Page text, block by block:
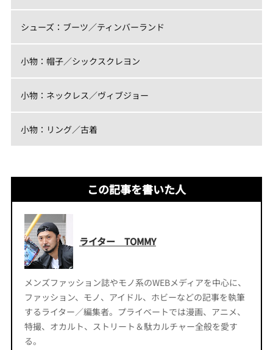
シューズ：ブーツ／ティンバーランド
小物：帽子／シックスクレヨン
小物：ネックレス／ヴィブジョー
小物：リング／古着
この記事を書いた人
ライター TOMMY
メンズファッション誌やモノ系のWEBメディアを中心に、
ファッション、モノ、アイドル、ホビーなどの記事を執筆
するライター／編集者。プライベートでは漫画、アニメ、
特撮、オカルト、ストリート＆駄カルチャー全般を愛す
る。